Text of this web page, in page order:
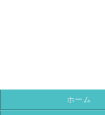
ホーム